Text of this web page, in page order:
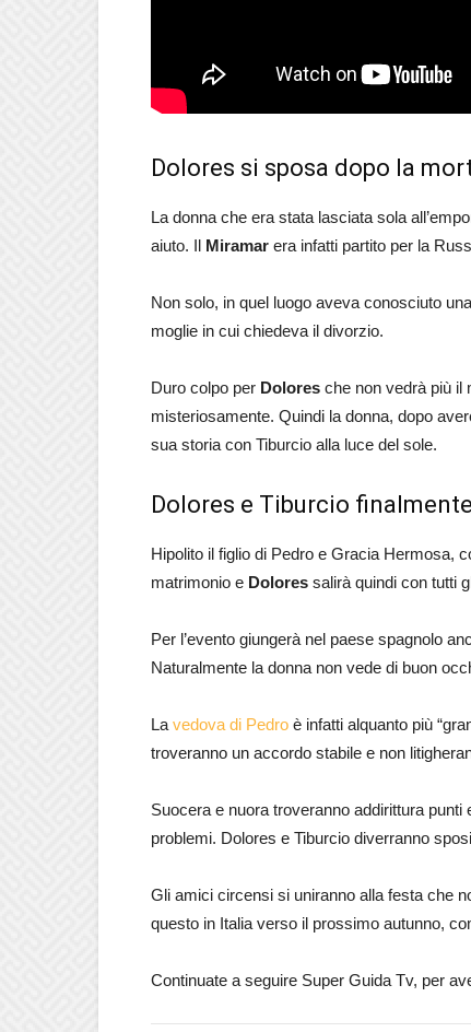
Dolores si sposa dopo la
La donna che era stata lasciata sola
aiuto. Il Miramar era infatti partito per la
Non solo, in quel luogo aveva conosciuto
moglie in cui chiedeva il divorzio.
Duro colpo per Dolores che non vedrà più il
misteriosamente. Quindi la donna, dopo
sua storia con Tiburcio alla luce del sole.
Dolores e Tiburcio
Hipolito il figlio di Pedro e Gracia Hermosa,
matrimonio e Dolores salirà quindi con tutti
Per l’evento giungerà nel paese spagnolo
Naturalmente la donna non vede di buon
La vedova di Pedro è infatti alquanto più
troveranno un accordo stabile e non
Suocera e nuora troveranno addirittura
problemi. Dolores e Tiburcio diverranno
Gli amici circensi si uniranno alla festa che
questo in Italia verso il prossimo autunno,
Continuate a seguire Super Guida Tv, per